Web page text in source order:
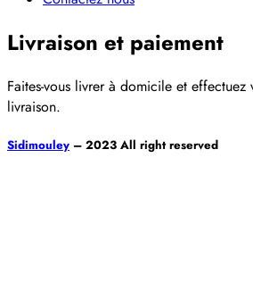
Livraison et paiement
Faites-vous livrer à domicile et effectuez
livraison.
Sidimouley – 2023 All right reserved